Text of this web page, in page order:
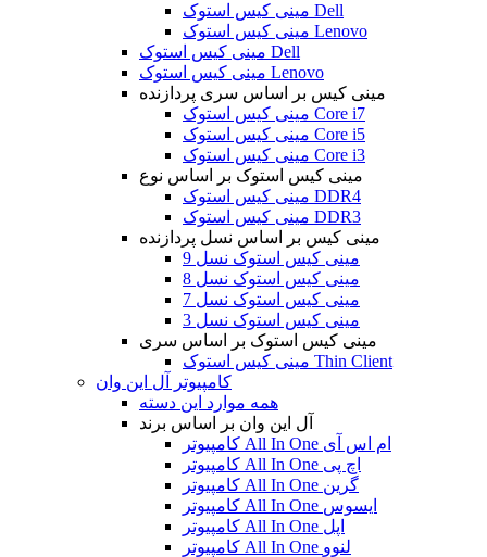
مینی کیس استوک Dell
مینی کیس استوک Lenovo
مینی کیس استوک Dell
مینی کیس استوک Lenovo
مینی کیس بر اساس سری پردازنده
مینی کیس استوک Core i7
مینی کیس استوک Core i5
مینی کیس استوک Core i3
مینی کیس استوک بر اساس نوع
مینی کیس استوک DDR4
مینی کیس استوک DDR3
مینی کیس بر اساس نسل پردازنده
مینی کیس استوک نسل 9
مینی کیس استوک نسل 8
مینی کیس استوک نسل 7
مینی کیس استوک نسل 3
مینی کیس استوک بر اساس سری
مینی کیس استوک Thin Client
کامپیوتر آل این وان
همه موارد این دسته
آل این وان بر اساس برند
کامپیوتر All In One ام اس آی
کامپیوتر All In One اچ پی
کامپیوتر All In One گرین
کامپیوتر All In One ایسوس
کامپیوتر All In One اپل
کامپیوتر All In One لنوو